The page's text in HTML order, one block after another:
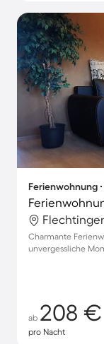
Ferienwohnung
Charmante
unvergessliche
ab 208 €
pro Nacht